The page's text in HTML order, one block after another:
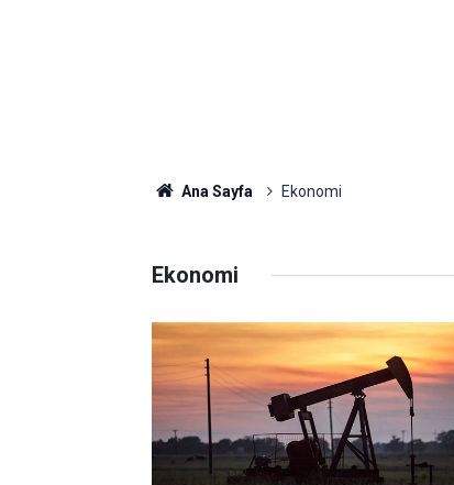
Ana Sayfa Ekonomi
Ekonomi